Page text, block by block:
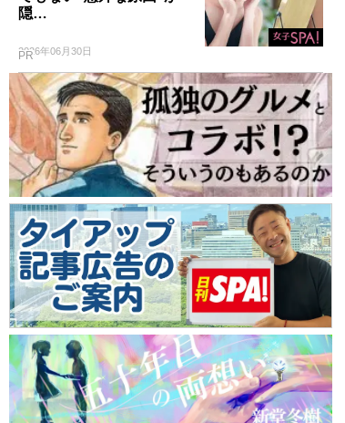
隠…
2026年06月30日
PR